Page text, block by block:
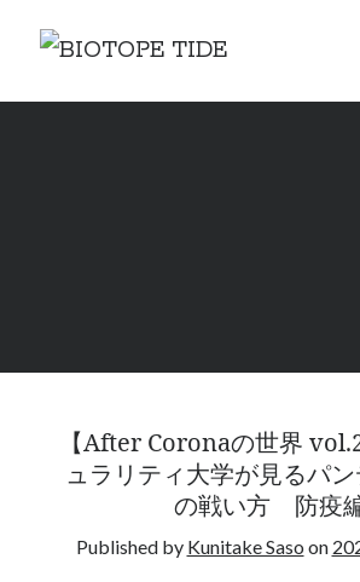
BIOTOPE
Sidebar
2020年5月
2020年4月
【After Coronaの世界
ュラリティ大学が見るパ
の戦い方 防疫
Published by Kunitake Saso on